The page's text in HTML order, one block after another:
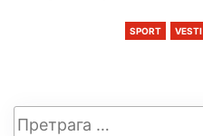
SPORT